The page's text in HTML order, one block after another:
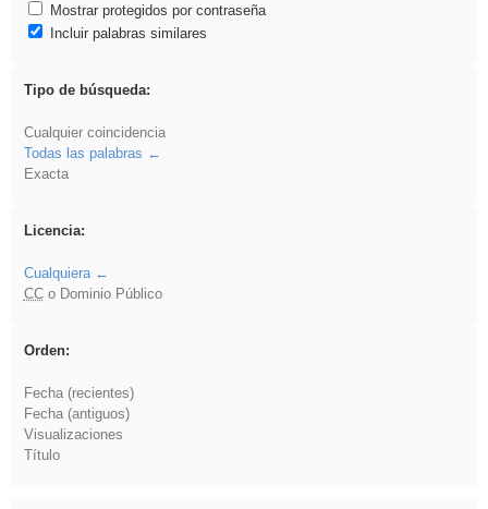
Mostrar protegidos por contraseña
Incluir palabras similares
Tipo de búsqueda:
Cualquier coincidencia
Todas las palabras
Exacta
Licencia:
Cualquiera
CCo Dominio Público
Orden:
Fecha (recientes)
Fecha (antiguos)
Visualizaciones
Título